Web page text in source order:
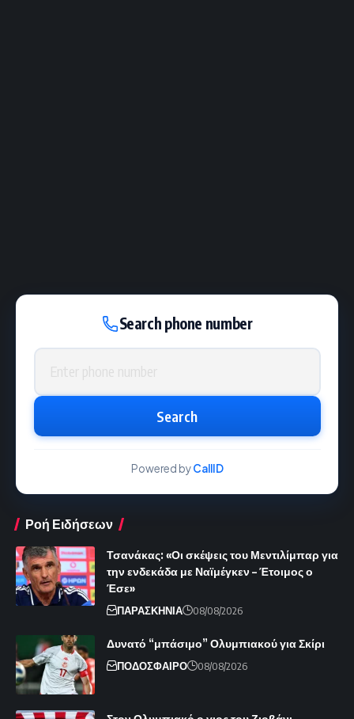
Search phone number
Phone number
Search
Powered byCallID
Ροή Ειδήσεων
Τσανάκας: «Οι σκέψεις του Μεντιλίμπαρ για
την ενδεκάδα με Ναϊμέγκεν – Έτοιμος ο
Έσε»
ΠΑΡΑΣΚΗΝΙΑ 08/08/2026
Δυνατό “μπάσιμο” Ολυμπιακού για Σκίρι
ΠΟΔΟΣΦΑΙΡΟ 08/08/2026